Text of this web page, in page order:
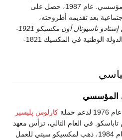
تاباسكو وادارة الحزب الثوري المؤسسي. عام 1987، حصل على
بعد تقديمه أطروحته،
پروسـٍسكو دى فورماسيون ديل إستادو ناسيونال أون مكسيكو 1921-
" (بالعربية: عملية تشكيل الدولة الوطنية في المكسيك 1821-
المؤسسي
عام 1976 لدعم حملة
كارلوس پليسير
في العام التالي، ترأس معهد
الشعوب الأصلية في تاباسكو. عام 1984، ذهب لمكسيكو سيتي للعمل